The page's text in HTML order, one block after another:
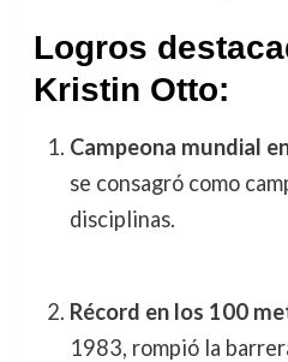
Logros
Kristin Otto:
Campeona mundial
se consagró como
disciplinas.
Récord en los 100
1983, rompió la